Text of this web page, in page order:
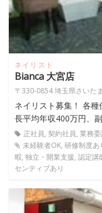
ネイリスト
Bianca 大宮店
〒330-0854 埼玉県さいた
ネイリスト募集！ 各
長平均年収400万円、
正社員, 契約社員, 業務
未経験者OK, 研修制度
暇, 独立・開業支援, 認定
センティブあり